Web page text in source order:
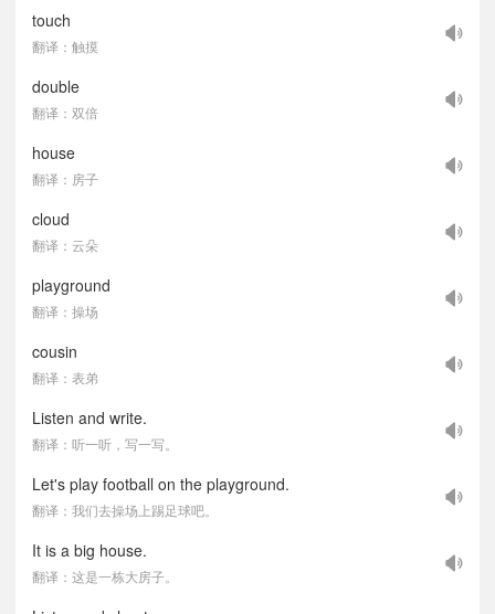
touch
翻译：触摸
double
翻译：双倍
house
翻译：房子
cloud
翻译：云朵
playground
翻译：操场
cousin
翻译：表弟
Listen and write.
翻译：听一听，写一写。
Let's play football on the playground.
翻译：我们去操场上踢足球吧。
It is a big house.
翻译：这是一栋大房子。